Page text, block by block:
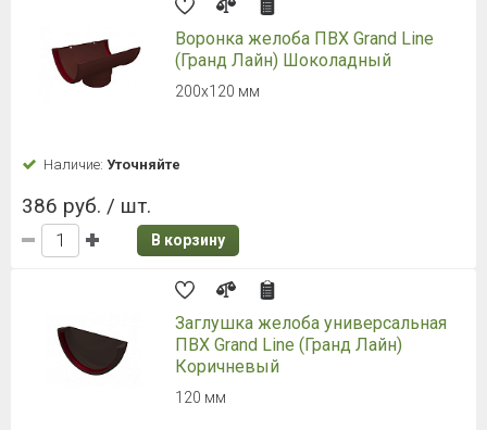
Воронка желоба ПВХ Grand Line
(Гранд Лайн) Шоколадный
200х120 мм
Наличие: Уточняйте
386 руб. / шт.
В корзину
Заглушка желоба универсальная
ПВХ Grand Line (Гранд Лайн)
Коричневый
120 мм